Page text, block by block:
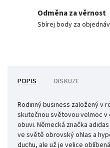
Odměna za věrnost
Sbírej body za
POPIS DISKUZE
Rodinný business založený v
skutečnou světovou velmoc
obuvi. Německá značka
ve světě obrovský ohlas a
duchu, ale už je velice